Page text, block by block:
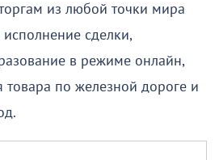
из любой точки мира
сделки,
в режиме онлайн,
товара по железной дороге и